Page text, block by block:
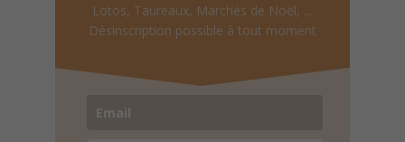
Lotos, Taureaux, Marchés de Noël, ...
Désinscription possible à tout moment